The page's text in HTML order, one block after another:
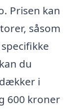
Prisen kan
såsom
du
i
600 kroner